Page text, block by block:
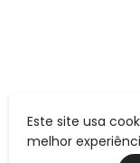
INSTITUCIONAL
Este site usa
melhor